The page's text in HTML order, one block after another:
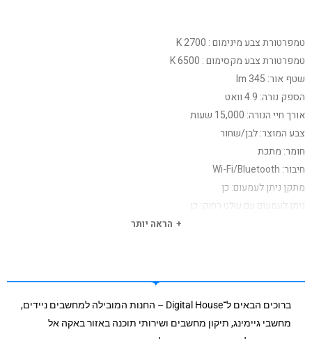
טמפרטורת צבע מינימום : 2700 K
טמפרטורת צבע מקסימום : 6500 K
שטף אור: 345 lm
הספק נורה: 4.9 וואט
אורך חיי הנורה: 15,000 שעות
צבע המוצר: לבן/שחור
חומר: מתכת
חיבור: Wi-Fi/Bluetooth
מתקן ניתן לעמעום: כן
ניתן לעמעום עם שלט רחוק: כן
הספק של נורה חלופית (מקסימום): 5 W
אינדקס עיבוד צבע: (CRI) 90
הראה יותר
ברוכים הבאים ל־Digital House – החנות המובילה למחשבים ניידים,
מחשבי גיימינג, תיקון מחשבים ושירותי תוכנה באזור באקה אל